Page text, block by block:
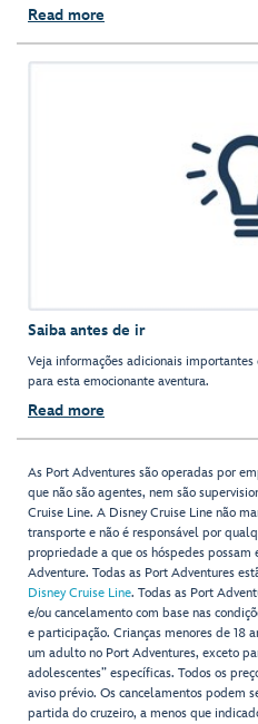
Read more
Saiba antes de ir
Veja informações adicionais
para esta emocionante aventura.
Read more
As Port Adventures são operadas por
que não são agentes, nem são
Cruise Line. A Disney Cruise Line não
transporte e não é responsável por
propriedade a que os hóspedes
Adventure. Todas as Port Adventures
Disney Cruise Line. Todas as Port
e/ou cancelamento com base nas
e participação. Crianças menores de 18
um adulto no Port Adventures, exceto
adolescentes” específicas. Todos os
aviso prévio. Os cancelamentos podem
partida do cruzeiro, a menos que